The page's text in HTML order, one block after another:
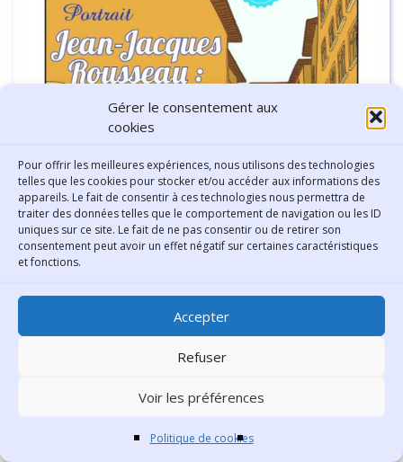
Gérer le consentement aux
cookies
Pour offrir les meilleures expériences, nous utilisons des technologies
telles que les cookies pour stocker et/ou accéder aux informations des
appareils. Le fait de consentir à ces technologies nous permettra de
traiter des données telles que le comportement de navigation ou les ID
uniques sur ce site. Le fait de ne pas consentir ou de retirer son
consentement peut avoir un effet négatif sur certaines caractéristiques
et fonctions.
Accepter
Refuser
Voir les préférences
Politique de cookies
N°112 – Les mésaventures lyonnaises de Jean-